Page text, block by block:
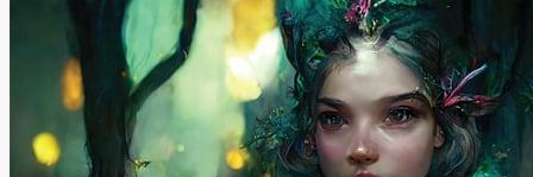
zní
v
anglickém
jazyce?